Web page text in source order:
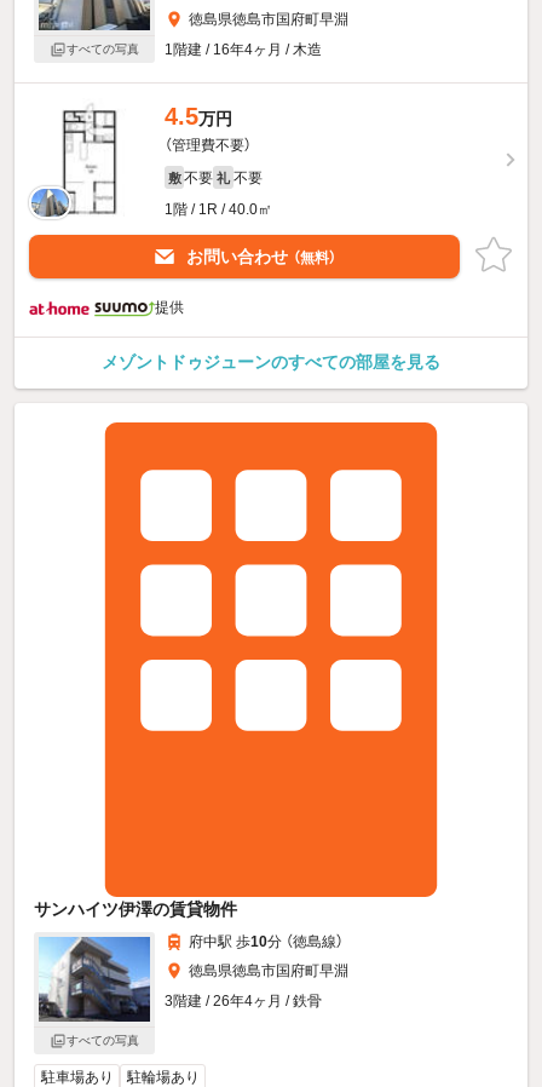
すべての写真
徳島県徳島市国府町早淵
1階建 / 16年4ヶ月 / 木造
4.5万円
（管理費不要）
敷 不要 礼 不要
1階 / 1R / 40.0㎡
お問い合わせ （無料）
提供
メゾントドゥジューンのすべての部屋を見る
サンハイツ伊澤の賃貸物件
すべての写真
府中駅 歩10分 （徳島線）
徳島県徳島市国府町早淵
3階建 / 26年4ヶ月 / 鉄骨
駐車場あり 駐輪場あり